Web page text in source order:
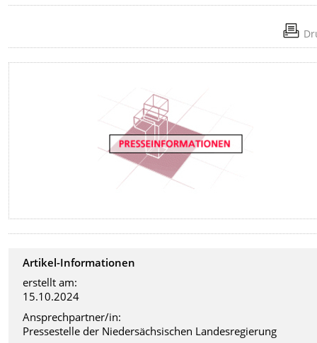
Artikel-Informationen
erstellt am:
15.10.2024
Ansprechpartner/in:
Pressestelle der Niedersächsischen Landesregierung